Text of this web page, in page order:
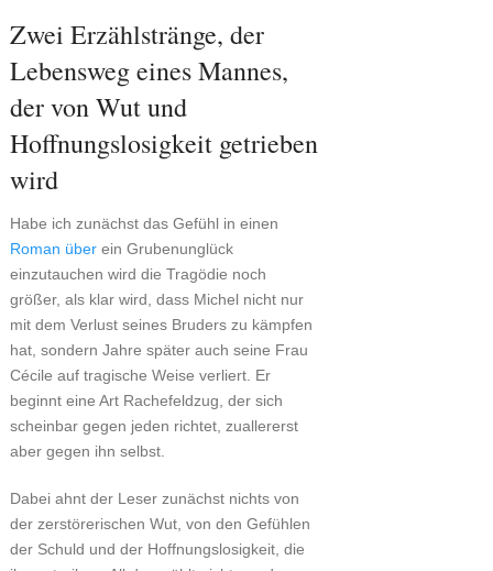
Zwei Erzählstränge, der
Lebensweg eines Mannes,
der von Wut und
Hoffnungslosigkeit getrieben
wird
Habe ich zunächst das Gefühl in einen
Roman überein Grubenunglück
einzutauchen wird die Tragödie noch
größer, als klar wird, dass Michel nicht nur
mit dem Verlust seines Bruders zu kämpfen
hat, sondern Jahre später auch seine Frau
Cécile auf tragische Weise verliert. Er
beginnt eine Art Rachefeldzug, der sich
scheinbar gegen jeden richtet, zuallererst
aber gegen ihn selbst.
Dabei ahnt der Leser zunächst nichts von
der zerstörerischen Wut, von den Gefühlen
der Schuld und der Hoffnungslosigkeit, die